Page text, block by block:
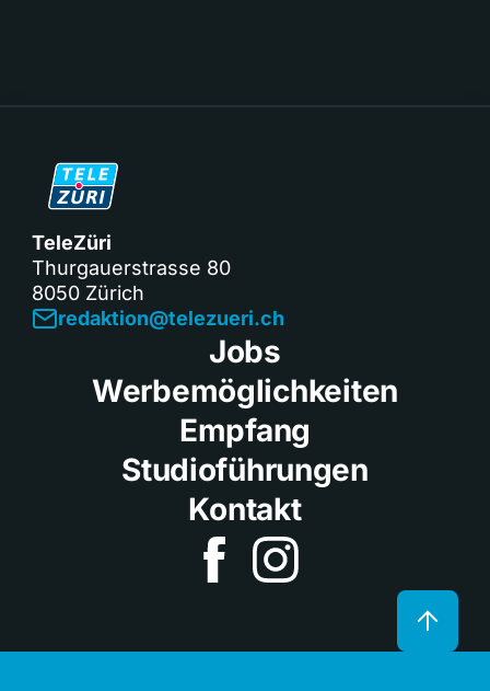
TeleZüri
Thurgauerstrasse 80
8050 Zürich
redaktion@telezueri.ch
Jobs
Werbemöglichkeiten
Empfang
Studioführungen
Kontakt